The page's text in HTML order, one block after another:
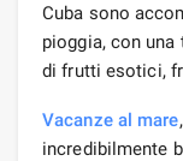
Cuba sono
pioggia, con una
di frutti esotici,
Vacanze al mare
incredibilmente